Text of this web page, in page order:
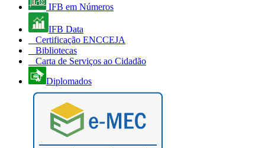
IFB em Números
IFB Data
Certificação ENCCEJA
Bibliotecas
Carta de Serviços ao Cidadão
Diplomados